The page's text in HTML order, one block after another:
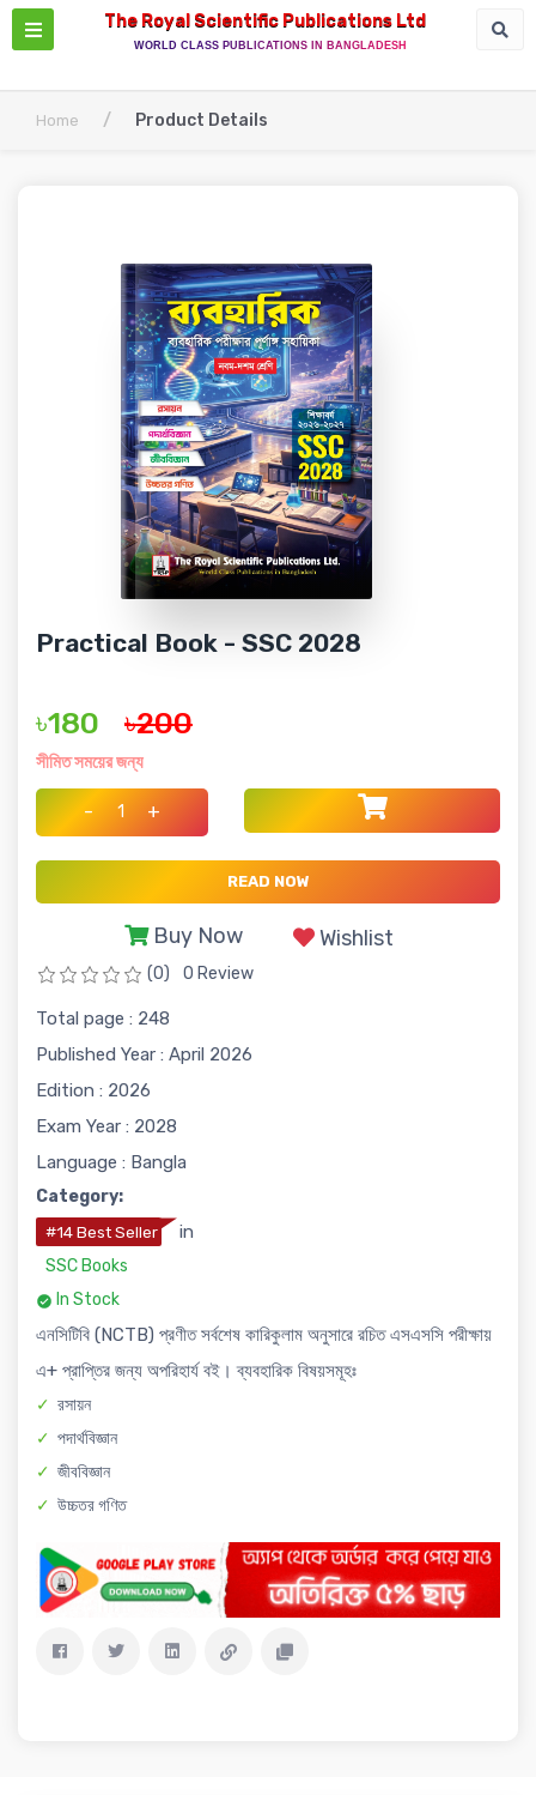
The Royal Scientific Publications Ltd
WORLD CLASS PUBLICATIONS IN BANGLADESH
Home / Product Details
Practical Book - SSC 2028
৳180 ৳200
সীমিত সময়ের জন্য
- +
READ NOW
Buy Now Wishlist
(0) 0 Review
Total page : 248
Published Year : April 2026
Edition : 2026
Exam Year : 2028
Language : Bangla
Category:
#14 Best Seller in
SSC Books
In Stock
এনসিটিবি (NCTB) প্রণীত সর্বশেষ কারিকুলাম অনুসারে রচিত এসএসসি পরীক্ষায়
এ+ প্রাপ্তির জন্য অপরিহার্য বই। ব্যবহারিক বিষয়সমূহঃ
রসায়ন
পদার্থবিজ্ঞান
জীববিজ্ঞান
উচ্চতর গণিত